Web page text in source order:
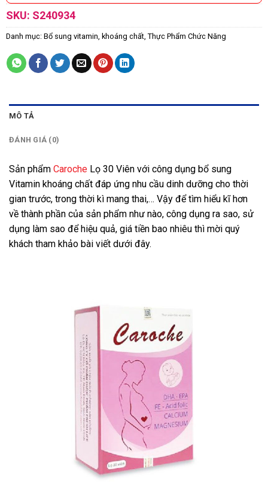
SKU: S240934
Danh mục: Bổ sung vitamin, khoáng chất, Thực Phẩm Chức Năng
MÔ TẢ
ĐÁNH GIÁ (0)
Sản phẩm Caroche Lọ 30 Viên với công dụng bổ sung
Vitamin khoáng chất đáp ứng nhu cầu dinh dưỡng cho thời
gian trước, trong thời kì mang thai,… Vậy để tìm hiểu kĩ hơn
về thành phần của sản phẩm như nào, công dụng ra sao, sử
dụng làm sao để hiệu quả, giá tiền bao nhiêu thì mời quý
khách tham khảo bài viết dưới đây.